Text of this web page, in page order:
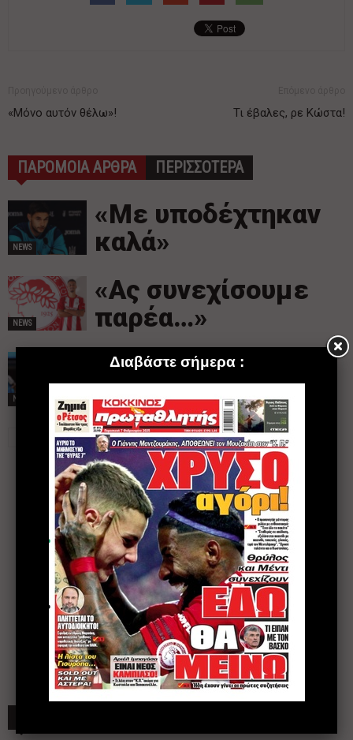
«Μόνο αυτόν θέλω»! Τι έβαλες, ρε Κώστα!
ΠΑΡΟΜΟΙΑ ΑΡΘΡΑ ΠΕΡΙΣΣΟΤΕΡΑ
NEWS
«Με υποδέχτηκαν
καλά»
NEWS
«Ας συνεχίσουμε
παρέα…»
NEWS
Ντεμπούτο για
Μπιέλ στο MLS